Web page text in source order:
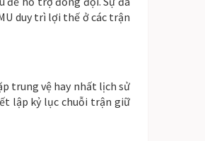
duy trì lợi thế ở các trận
trung vệ hay nhất lịch sử
lập kỷ lục chuỗi trận giữ